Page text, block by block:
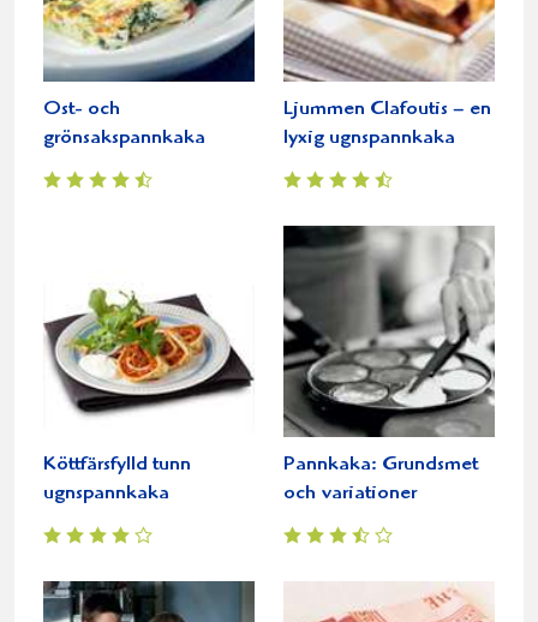
Ost- och
grönsakspannkaka
Ljummen Clafoutis – en
lyxig ugnspannkaka
Köttfärsfylld tunn
ugnspannkaka
Pannkaka: Grundsmet
och variationer